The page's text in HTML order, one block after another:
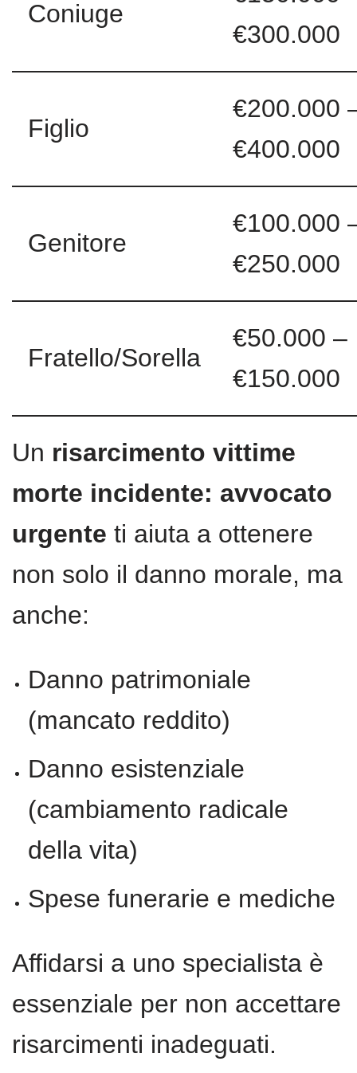
Coniuge
€300.000
Figlio
€200.000
€400.000
Genitore
€100.000
€250.000
Fratello/Sorella
€50.000 –
€150.000
Un risarcimento vittime
morte incidente: avvocato
urgente ti aiuta a ottenere
non solo il danno morale, ma
anche:
Danno patrimoniale
(mancato reddito)
Danno esistenziale
(cambiamento radicale
della vita)
Spese funerarie e mediche
Affidarsi a uno specialista è
essenziale per non accettare
risarcimenti inadeguati.